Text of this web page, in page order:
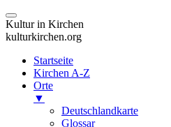
Kultur in Kirchen
kulturkirchen.org
Startseite
Kirchen A-Z
Orte
▼
Deutschlandkarte
Glossar